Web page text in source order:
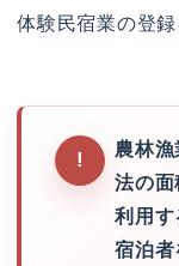
体験民宿業の登録
農林
法の面
利用す
宿泊者